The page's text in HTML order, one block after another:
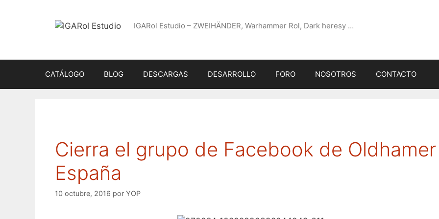
IGARol Estudio – ZWEIHÄNDER, Warhammer Rol, Dark heresy …
CATÁLOGO BLOG DESCARGAS DESARROLLO FORO NOSOTROS CONTACTO
Cierra el grupo de Facebook de Oldhamer
España
10 octubre, 2016 por YOP